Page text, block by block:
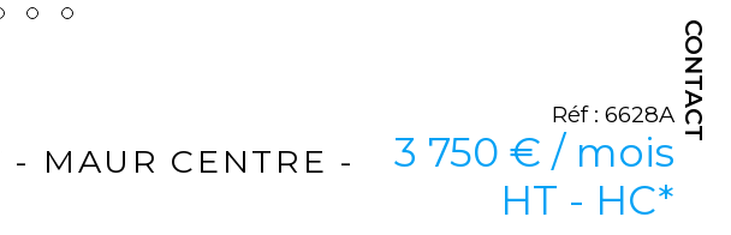
CONTACT
- MAUR CENTRE -
Réf : 6628A
3 750 € / mois
HT - HC*